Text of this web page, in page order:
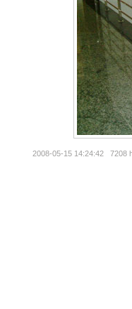
2008-05-15 14:24:42 7208